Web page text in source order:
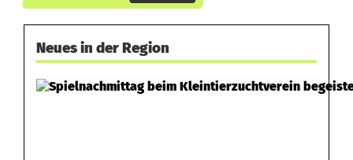
Neues in der Region